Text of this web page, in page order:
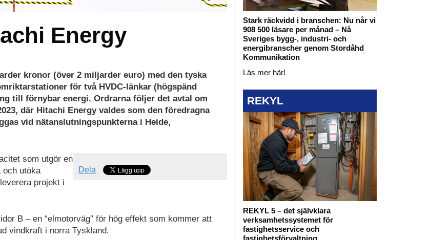
Energy
kronor (över 2 miljarder euro) med den tyska
för två HVDC-länkar (högspänd
till förnybar energi. Ordrarna följer det avtal om
där Hitachi Energy valdes som den föredragna
vid nätanslutningspunkterna i Heide,
Dela
som utgör en
och utöka
projekt i
B – en “elmotorväg” för hög effekt som kommer att
vindkraft i norra Tyskland.
Stark räckvidd i branschen: Nu når vi
908 500 läsare per månad – Nå
Sveriges bygg-, industri- och
energibranscher genom Stordåhd
Kommunikation
Läs mer här!
REKYL
REKYL 5 – det självklara
verksamhetssystemet för
fastighetsservice och
fastighetsförvaltning